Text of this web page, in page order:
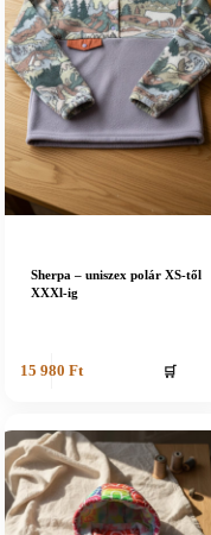
Sherpa – uniszex polár XS-től
XXXl-ig
15 980 Ft 🛒